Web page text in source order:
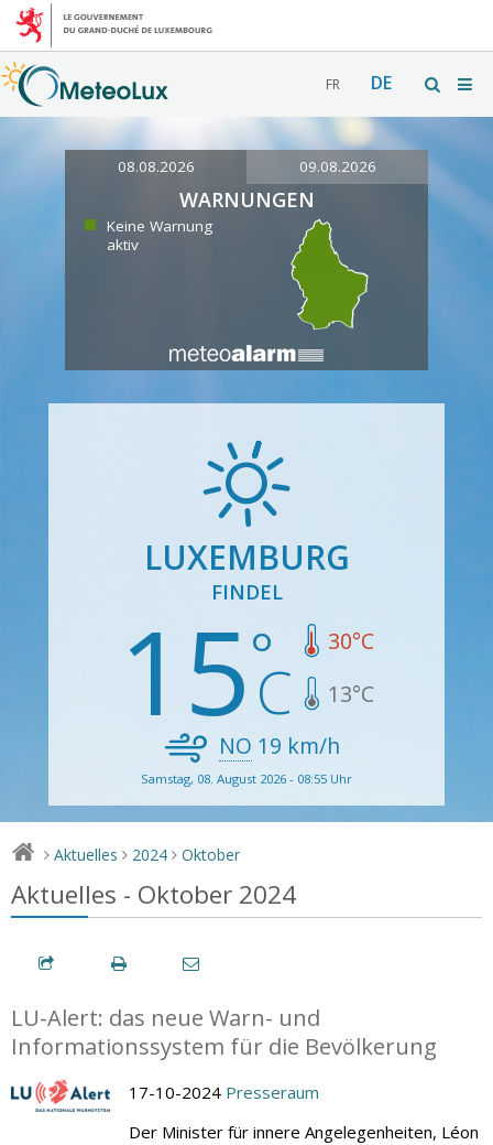
FR DE
08.08.2026 09.08.2026
WARNUNGEN
Keine Warnung
aktiv
LUXEMBURG
FINDEL
15 30°C
13°C
NO 19 km/h
Samstag, 08. August 2026 - 08:55 Uhr
> Aktuelles > 2024 > Oktober
Aktuelles - Oktober 2024
LU-Alert: das neue Warn- und
Informationssystem für die Bevölkerung
17-10-2024 Presseraum
Der Minister für innere Angelegenheiten, Léon